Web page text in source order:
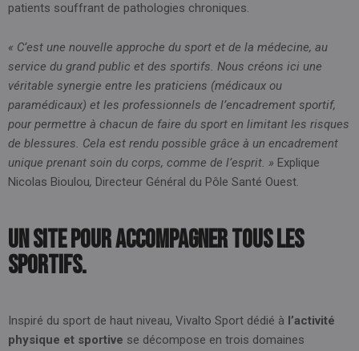
patients souffrant de pathologies chroniques.
« C’est une nouvelle approche du sport et de la médecine, au
service du grand public et des sportifs. Nous créons ici une
véritable synergie entre les praticiens (médicaux ou
paramédicaux) et les professionnels de l’encadrement sportif,
pour permettre à chacun de faire du sport en limitant les risques
de blessures. Cela est rendu possible grâce à un encadrement
unique prenant soin du corps, comme de l’esprit. » Explique
Nicolas Bioulou, Directeur Général du Pôle Santé Ouest.
Un site pour accompagner tous les
sportifs.
Inspiré du sport de haut niveau, Vivalto Sport dédié à l’activité
physique et sportive se décompose en trois domaines